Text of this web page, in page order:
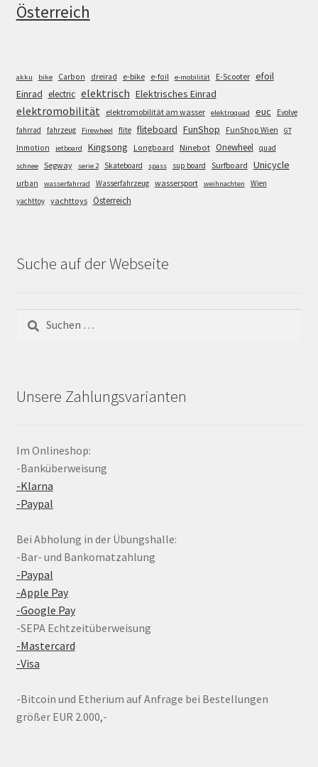
Österreich
akku bike Carbon dreirad e-bike e-foil e-mobilität E-Scooter efoil
Einrad electric elektrisch Elektrisches Einrad
elektromobilität elektromobilität am wasser elektroquad euc
Evolve
fahrrad
fahrzeug Firewheel flite fliteboard FunShop FunShop Wien GT
Inmotion jetboard Kingsong Longboard Ninebot Onewheel quad
schnee Segway serie 2 Skateboard spass sup board Surfboard Unicycle
urban wasserfahrrad Wasserfahrzeug wassersport weihnachten
Wien
yachttoy yachttoys Österreich
Suche auf der Webseite
Suchen
nach:
Unsere Zahlungsvarianten
Im Onlineshop:
-Banküberweisung
-Klarna
-Paypal
Bei Abholung in der Übungshalle:
-Bar- und Bankomatzahlung
-Paypal
-Apple Pay
-Google Pay
-SEPA Echtzeitüberweisung
-Mastercard
-Visa
-Bitcoin und Etherium auf Anfrage bei Bestellungen
größer EUR 2.000,-